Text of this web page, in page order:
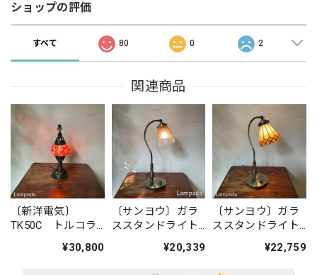
ショップの評価
すべて 80 0 2
関連商品
〔新洋電気〕
TK50C トルコラ
イト（オレンジ
¥30,800
〔サンヨウ〕ガラ
ススタンドライト
¥20,339
〔サンヨウ〕ガラ
ススタンドライト
¥22,759